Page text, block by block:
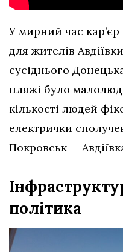
У мирний час
для жителів
сусіднього
пляжі було
кількості людей
електрички
Покровськ —
політика